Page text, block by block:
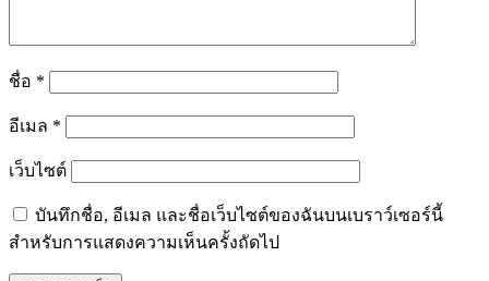
ชื่อ *
อีเมล *
เว็บไซต์
บันทึกชื่อ, อีเมล และชื่อเว็บไซต์ของฉันบนเบราว์เซอร์นี้
สำหรับการแสดงความเห็นครั้งถัดไป